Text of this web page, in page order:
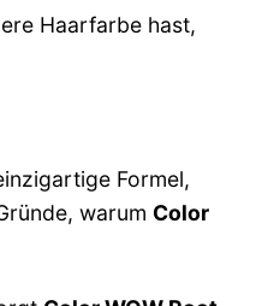
Haarfarbe hast,
Formel,
warum Color